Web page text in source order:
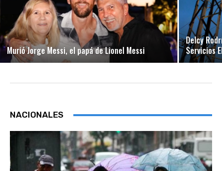
Murió Jorge Messi, el papá de Lionel Messi
Delcy
Servicios
NACIONALES